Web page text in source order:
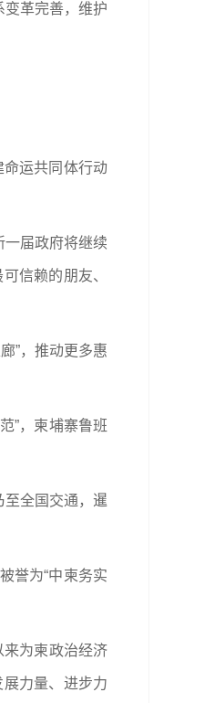
革完善，维护
运共同体行动
一届政府将继续
信赖的朋友、
”，推动更多惠
”，柬埔寨鲁班
全国交通，暹
誉为“中柬务实
来为柬政治经济
力量、进步力